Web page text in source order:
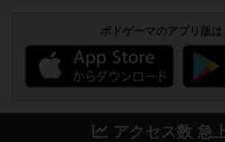
ボドゲーマのアプリ版は
アクセス数 急